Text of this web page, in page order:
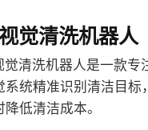
觉清洗机器人
觉清洗机器人是一款专
系统精准识别清洁目标
降低清洁成本。